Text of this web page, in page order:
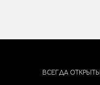
ВСЕГДА